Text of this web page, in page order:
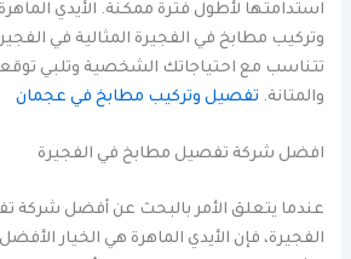
استدامتها لأطول فترة ممكنة. الأيدي
وتركيب مطابخ في الفجيرة المثالية في
تتناسب مع احتياجاتك الشخصية وتلبي
والمتانة. تفصيل وتركيب مطابخ في عجمان
افضل شركة تفصيل مطابخ في الفجيرة
عندما يتعلق الأمر بالبحث عن أفضل شركة
الفجيرة، فإن الأيدي الماهرة هي الخيار